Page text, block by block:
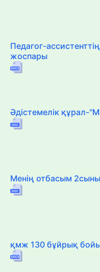
Педагог-
жоспары
Әдістемелік құрал-
Менің отбасым
қмж 130 бұйрық